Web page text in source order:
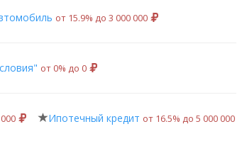
от 15.9% до 3 000 000
от 0% до 0
Ипотечный кредит от 16.5% до 5 000 000